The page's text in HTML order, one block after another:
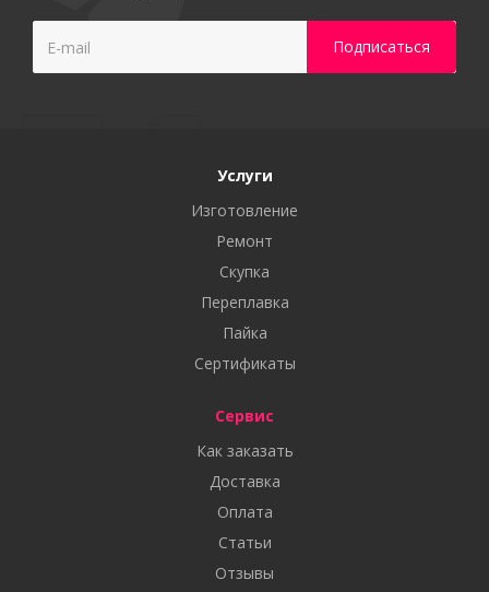
Услуги
Изготовление
Ремонт
Скупка
Переплавка
Пайка
Сертификаты
Сервис
Как заказать
Доставка
Оплата
Статьи
Отзывы